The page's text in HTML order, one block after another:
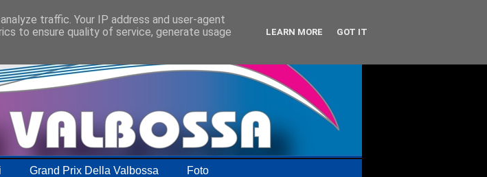
Grand Prix Della Valbossa Foto
traffic. Your IP address and user-agent
to ensure quality of service, generate usage
LEARN MORE GOT IT